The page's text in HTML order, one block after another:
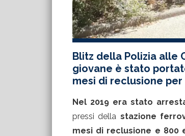
Blitz della Polizia alle
giovane è stato
mesi di reclusione
Nel 2019 era stato
pressi della stazione
mesi di reclusione e 800